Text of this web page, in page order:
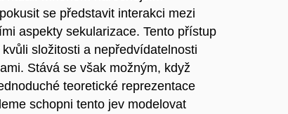
se představit interakci mezi
aspekty sekularizace. Tento přístup
složitosti a nepředvídatelnosti
Stává se však možným, když
teoretické reprezentace
schopni tento jev modelovat